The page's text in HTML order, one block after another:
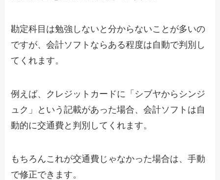
勘定科目は勉強しないと分からないことが多いの
ですが、会計ソフトならある程度は自動で判別し
てくれます。
例えば、クレジットカードに「シブヤからシンジ
ュク」という記載があった場合、会計ソフトは自
動的に交通費と判別してくれます。
もちろんこれが交通費じゃなかった場合は、手動
で修正できます。